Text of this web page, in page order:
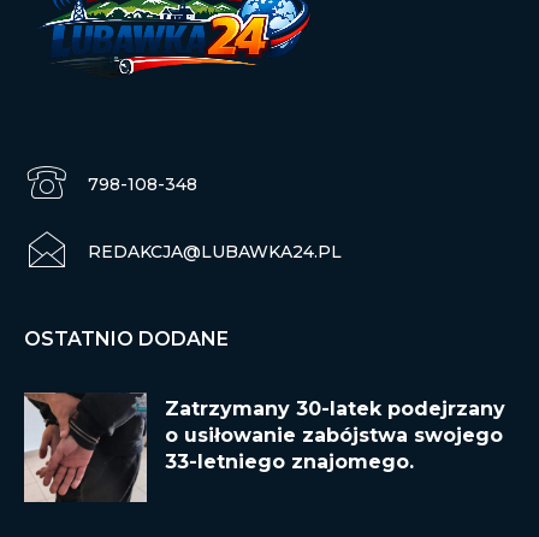
798-108-348
REDAKCJA@LUBAWKA24.PL
OSTATNIO DODANE
Zatrzymany 30-latek podejrzany
o usiłowanie zabójstwa swojego
33-letniego znajomego.